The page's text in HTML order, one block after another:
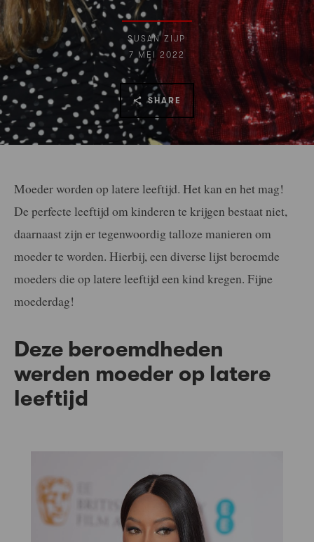
SUSAN ZIJP
7 MEI 2022
SHARE
Moeder worden op latere leeftijd. Het kan en het mag!
De perfecte leeftijd om kinderen te krijgen bestaat niet,
daarnaast zijn er tegenwoordig talloze manieren om
moeder te worden. Hierbij, een diverse lijst beroemde
moeders die op latere leeftijd een kind kregen. Fijne
moederdag!
Deze beroemdheden
werden moeder op latere
leeftijd